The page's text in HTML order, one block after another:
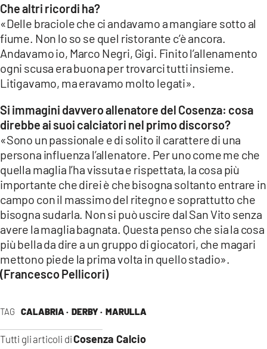
TAG CALABRIA · DERBY · MARULLA
Tutti gli articoli diCosenza Calcio
Che altri ricordi ha?
«Delle braciole che ci andavamo a mangiare sotto al
fiume. Non lo so se quel ristorante c’è ancora.
Andavamo io, Marco Negri, Gigi. Finito l’allenamento
ogni scusa era buona per trovarci tutti insieme.
Litigavamo, ma eravamo molto legati».
Si immagini davvero allenatore del Cosenza: cosa
direbbe ai suoi calciatori nel primo discorso?
«Sono un passionale e di solito il carattere di una
persona influenza l’allenatore. Per uno come me che
quella maglia l’ha vissuta e rispettata, la cosa più
importante che direi è che bisogna soltanto entrare in
campo con il massimo del ritegno e soprattutto che
bisogna sudarla. Non si può uscire dal San Vito senza
avere la maglia bagnata. Questa penso che sia la cosa
più bella da dire a un gruppo di giocatori, che magari
mettono piede la prima volta in quello stadio».
(Francesco Pellicori)